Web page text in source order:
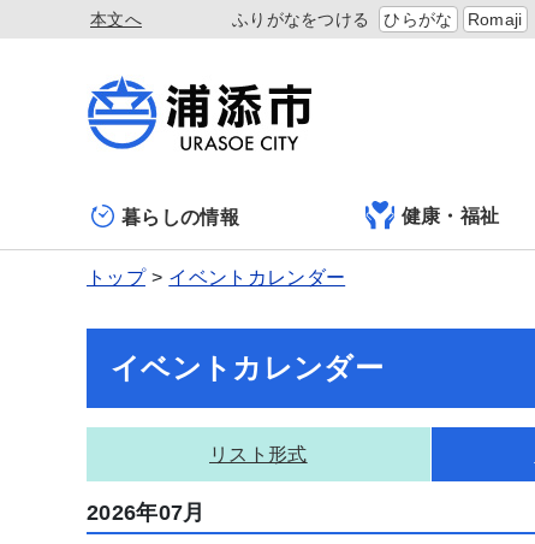
本文へ ふりがなをつける ひらがな Romaji
暮らしの情報 健康・福祉
トップ イベントカレンダー
イベントカレンダー
リスト形式
2026年07月